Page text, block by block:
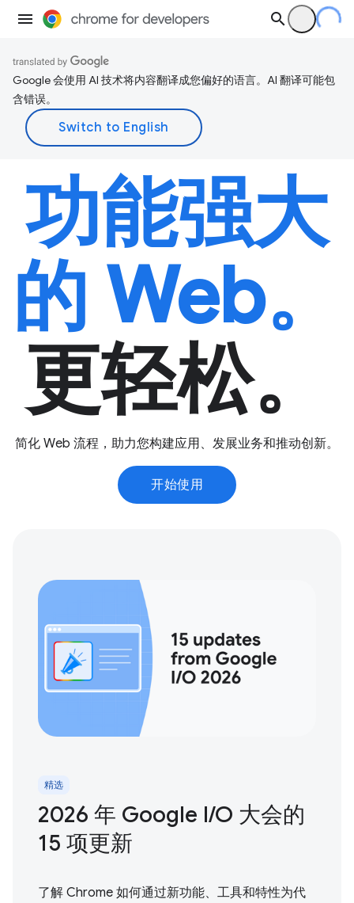
Google 会使用 AI 技术将内容翻译成您偏好的语言。AI 翻译可能包
含错误。
功能强大
的 Web。
更轻松。
简化 Web 流程，助力您构建应用、发展业务和推动创新。
开始使用
精选
2026 年 Google I / O 大会的
15 项更新
了解 Chrome 如何通过新功能、工具和特性为代